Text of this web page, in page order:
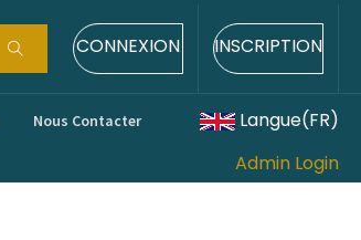
CONNEXION INSCRIPTION
Nous Contacter Langue(FR)
Admin Login